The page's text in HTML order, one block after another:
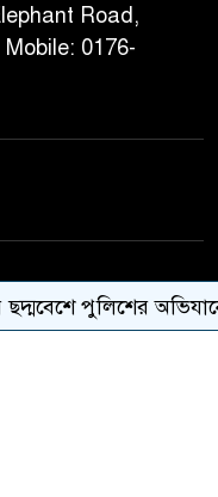
Road,
0176-
পুলিশের অভিযানে